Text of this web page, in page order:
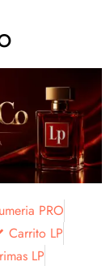
PRO
Carrito LP
LP